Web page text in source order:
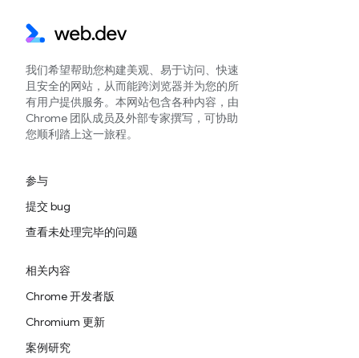
我们希望帮助您构建美观、易于访问、快速
且安全的网站，从而能跨浏览器并为您的所
有用户提供服务。本网站包含各种内容，由
Chrome 团队成员及外部专家撰写，可协助
您顺利踏上这一旅程。
参与
提交 bug
查看未处理完毕的问题
相关内容
Chrome 开发者版
Chromium 更新
案例研究